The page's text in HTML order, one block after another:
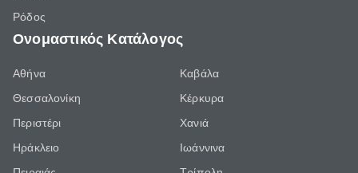
Ρόδος
Ονομαστικός Κατάλογος
Αθήνα
Θεσσαλονίκη
Περιστέρι
Ηράκλειο
Καβάλα
Κέρκυρα
Χανιά
Ιωάννινα